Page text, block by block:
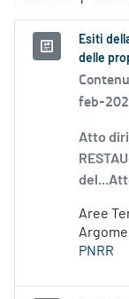
Esiti
delle
feb-
Atto
Aree
PNRR